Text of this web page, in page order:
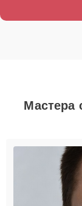
Мастера